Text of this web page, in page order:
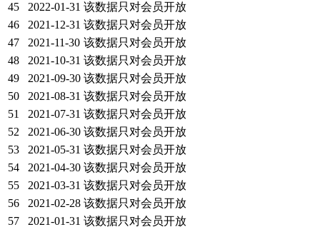
45
2022-01-31 该数据只对会员开放
46
2021-12-31 该数据只对会员开放
47
2021-11-30 该数据只对会员开放
48
2021-10-31 该数据只对会员开放
49
2021-09-30 该数据只对会员开放
50
2021-08-31 该数据只对会员开放
51
2021-07-31 该数据只对会员开放
52
2021-06-30 该数据只对会员开放
53
2021-05-31 该数据只对会员开放
54
2021-04-30 该数据只对会员开放
55
2021-03-31 该数据只对会员开放
56
2021-02-28 该数据只对会员开放
57
2021-01-31 该数据只对会员开放